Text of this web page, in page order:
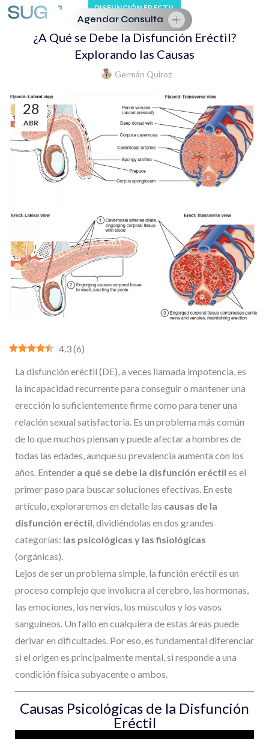
Agendar Consulta
DISFUNCIÓN ERECTIL
¿A Qué se Debe la Disfunción Eréctil?
Explorando las Causas
Germán Quiroz
28
ABR
4.3(6)
La disfunción eréctil (DE), a veces llamada impotencia, es
la incapacidad recurrente para conseguir o mantener una
erección lo suficientemente firme como para tener una
relación sexual satisfactoria. Es un problema más común
de lo que muchos piensan y puede afectar a hombres de
todas las edades, aunque su prevalencia aumenta con los
años. Entender a qué se debe la disfunción eréctil es el
primer paso para buscar soluciones efectivas. En este
artículo, exploraremos en detalle las causas de la
disfunción eréctil, dividiéndolas en dos grandes
categorías: las psicológicas y las fisiológicas
(orgánicas).
Lejos de ser un problema simple, la función eréctil es un
proceso complejo que involucra al cerebro, las hormonas,
las emociones, los nervios, los músculos y los vasos
sanguíneos. Un fallo en cualquiera de estas áreas puede
derivar en dificultades. Por eso, es fundamental diferenciar
si el origen es principalmente mental, si responde a una
condición física subyacente o ambos.
Causas Psicológicas de la Disfunción
Eréctil